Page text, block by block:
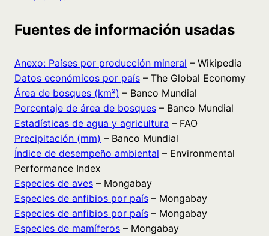
Fuentes de información usadas
Anexo: Países por producción mineral – Wikipedia
Datos económicos por país – The Global Economy
Área de bosques (km²) – Banco Mundial
Porcentaje de área de bosques – Banco Mundial
Estadísticas de agua y agricultura – FAO
Precipitación (mm) – Banco Mundial
Índice de desempeño ambiental – Environmental
Performance Index
Especies de aves – Mongabay
Especies de anfibios por país – Mongabay
Especies de anfibios por país – Mongabay
Especies de mamíferos – Mongabay